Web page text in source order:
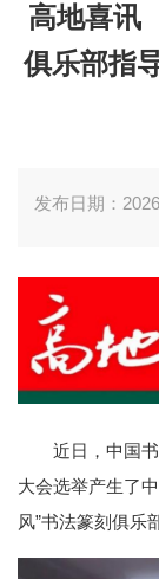
高地喜讯
俱乐部指
发布日期：
近日，中国
大会选举产生了
风”书法篆刻俱乐